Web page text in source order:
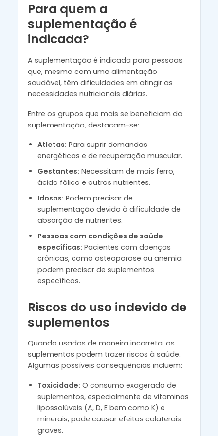
Para quem a
suplementação é
indicada?
A suplementação é indicada para pessoas
que, mesmo com uma alimentação
saudável, têm dificuldades em atingir as
necessidades nutricionais diárias.
Entre os grupos que mais se beneficiam da
suplementação, destacam-se:
Atletas: Para suprir demandas
energéticas e de recuperação muscular.
Gestantes: Necessitam de mais ferro,
ácido fólico e outros nutrientes.
Idosos: Podem precisar de
suplementação devido à dificuldade de
absorção de nutrientes.
Pessoas com condições de saúde
específicas: Pacientes com doenças
crônicas, como osteoporose ou anemia,
podem precisar de suplementos
específicos.
Riscos do uso indevido de
suplementos
Quando usados de maneira incorreta, os
suplementos podem trazer riscos à saúde.
Algumas possíveis consequências incluem:
Toxicidade: O consumo exagerado de
suplementos, especialmente de vitaminas
lipossolúveis (A, D, E bem como K) e
minerais, pode causar efeitos colaterais
graves.